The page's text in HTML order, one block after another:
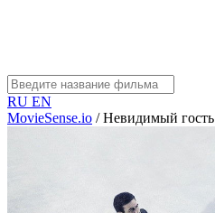
RU EN
MovieSense.io / Невидимый гость